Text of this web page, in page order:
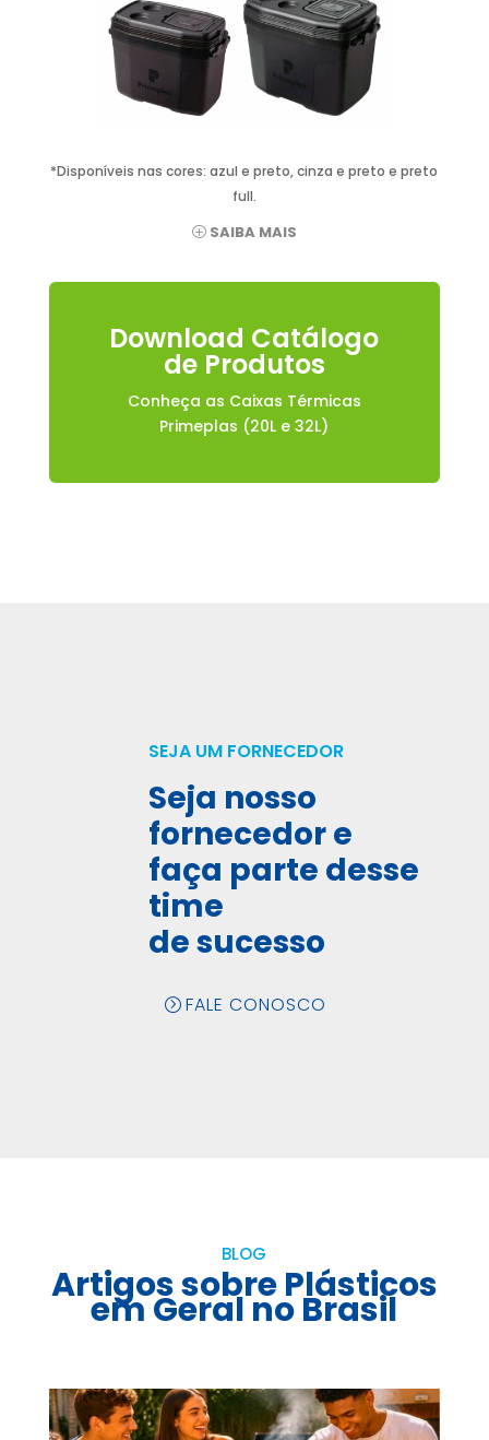
*Disponíveis nas cores: azul e preto, cinza e preto e preto
full.
SAIBA MAIS
Download Catálogo
de Produtos
Conheça as Caixas Térmicas
Primeplas (20L e 32L)
SEJA UM FORNECEDOR
Seja nosso
fornecedor e
faça parte desse
time
de sucesso
FALE CONOSCO
BLOG
Artigos sobre Plásticos
em Geral no Brasil